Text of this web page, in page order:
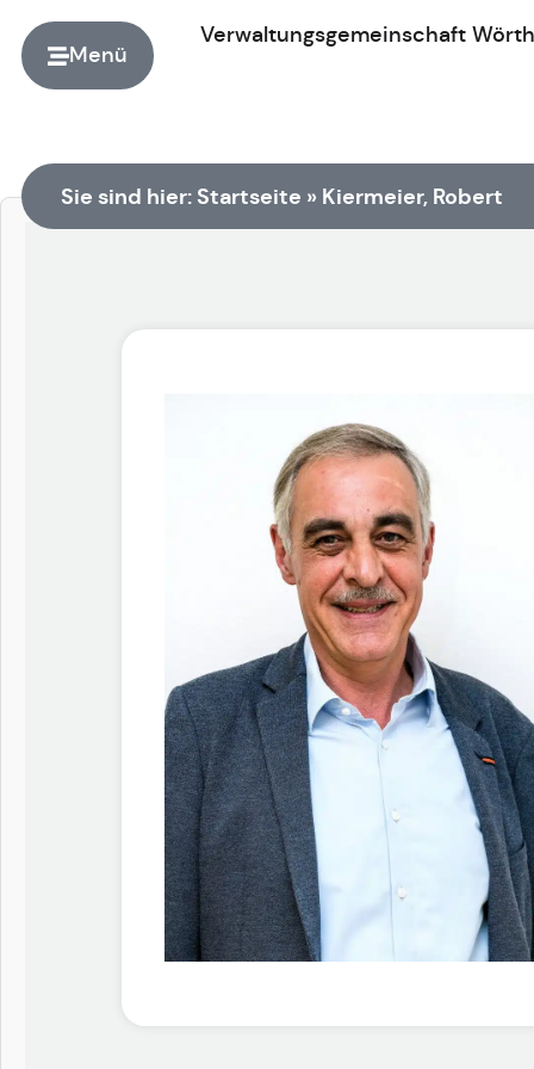
Menü
Verwaltungsgemeinschaft Wörth
Sie sind hier: Startseite » Kiermeier, Robert